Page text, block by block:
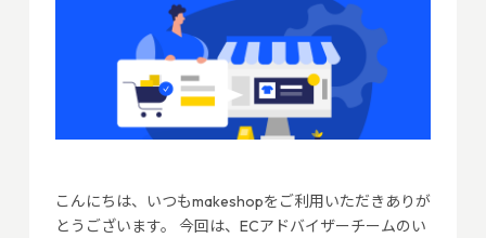
こんにちは、いつもmakeshopをご利用いただきありが
とうございます。 今回は、ECアドバイザーチームのい